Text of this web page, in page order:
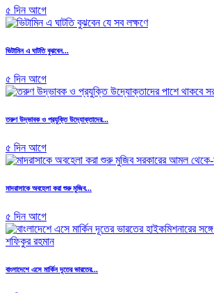
৫ দিন আগে
ভিটামিন এ ঘাটতি বুঝবেন...
৫ দিন আগে
তরুণ উদ্ভাবক ও প্রযুক্তি উদ্যোক্তাদের...
৫ দিন আগে
মাদরাসাকে অবহেলা করা শুরু মুজিব...
৫ দিন আগে
বাংলাদেশে এসে মার্কিন দূতের ভারতের...